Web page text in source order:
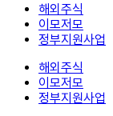
해외주식
이모저모
정부지원사업
해외주식
이모저모
정부지원사업